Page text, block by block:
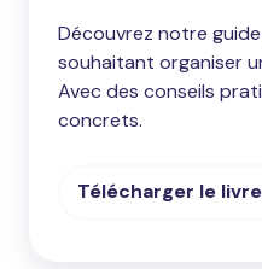
Découvrez notre
souhaitant organiser
Avec des conseils
concrets.
Télécharger le